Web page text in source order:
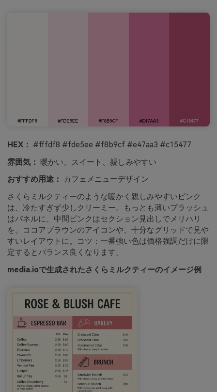
HEX： #fffdf8 #fde5ee #f8b9cf #e47aa3 #c15477
雰囲気： 暖かい、スイート、親しみやすい
おすすめ用途：
カフェメニューデザイン
さくらミルクティーのような暖かく親しみやすいピンク
は、冷たすぎず少しクリーミー。もっとも薄いブラッシュ
はパネルに、中間ピンクはセクション見出しでメリハリ
を。ココアブラウンのアイコンや、十分なグリッドで見や
すいレイアウトに。コツ：一番強い色は価格強調だけに限
定するとバランス良くなります。
media.ioで生成されたさくらミルクティーのイメージ例